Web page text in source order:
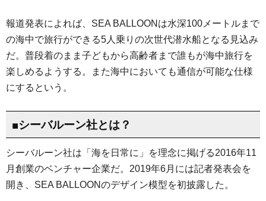
報道発表によれば、SEA BALLOONは水深100メートルまで
の海中で旅行ができる5人乗りの次世代潜水船となる見込み
だ。普段着のまま子どもから高齢者まで誰もが海中旅行を
楽しめるようする。また海中においても通信が可能な仕様
にするという。
■シーバルーン社とは？
シーバルーン社は「海を日常に」を理念に掲げる2016年11
月創業のベンチャー企業だ。2019年6月には記者発表会を
開き、SEA BALLOONのデザイン模型を初披露した。